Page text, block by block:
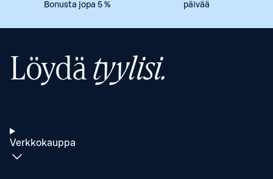
Bonusta jopa 5 %
päivää
Löydätyylisi.
Verkkokauppa